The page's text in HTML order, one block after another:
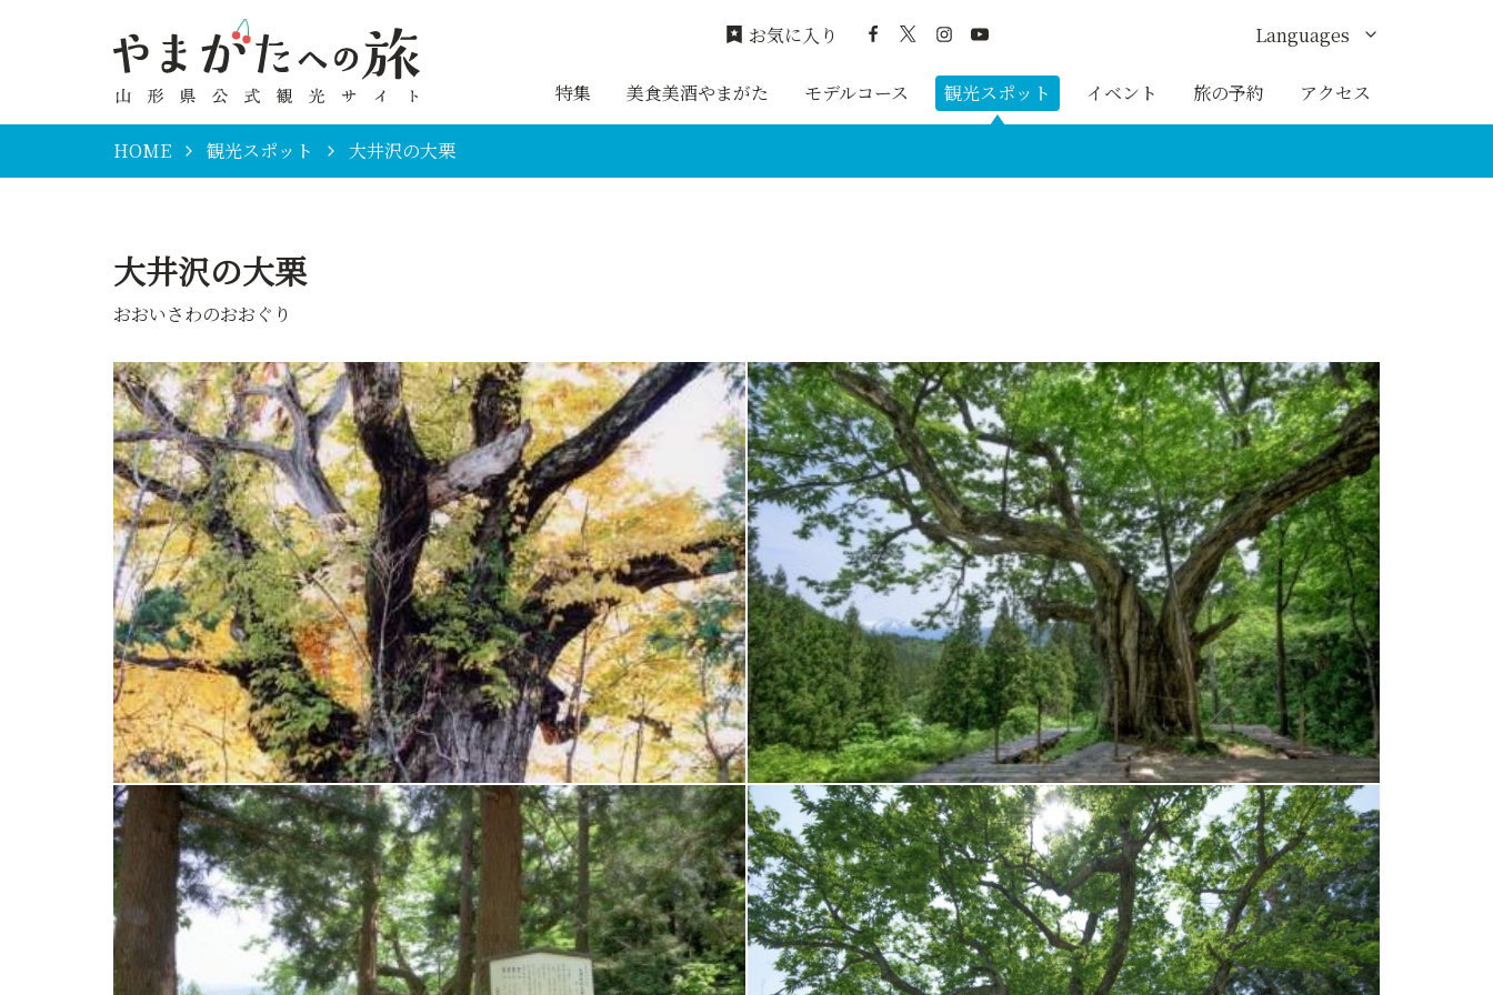
特集 美食美酒やまがた モデルコース 観光スポット イベント 旅の予約 アクセス
お気に入り Languages
English
HOME 観光スポット 大井沢の大栗
大井沢の大栗
おおいさわのおおぐり